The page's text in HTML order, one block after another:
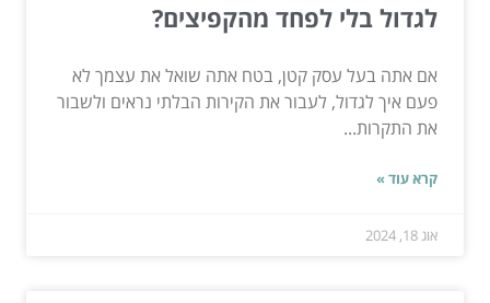
לגדול בלי לפחד מהקפיצים?
אם אתה בעל עסק קטן, בטח אתה שואל את עצמך לא
פעם איך לגדול, לעבור את הקירות הבלתי נראים ולשבור
את התקרות...
קרא עוד »
אוג 18, 2024